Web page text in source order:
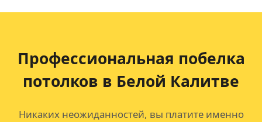
Профессиональная побелка
потолков в Белой Калитве
Никаких неожиданностей, вы платите именно